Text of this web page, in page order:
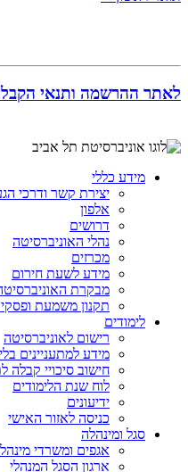
לאתר ההרשמה ותנאי
מידע כללי
יצירת קשר ודרכי
אלפון
דרושים
נהלי האוניברסיטה
מכרזים
מידע לשעת חירום
מבקרת
תקנון משמעת ופסקי
לימודים
רישום לאוניברסיטה
מידע למתעניינים
חישוב סיכויי קבלה
לוח שנת הלימודים
ידיעונים
כניסה לאזור האישי
סגל ומינהלה
אגפים ומשרדי
ארגון הסגל המנהלי